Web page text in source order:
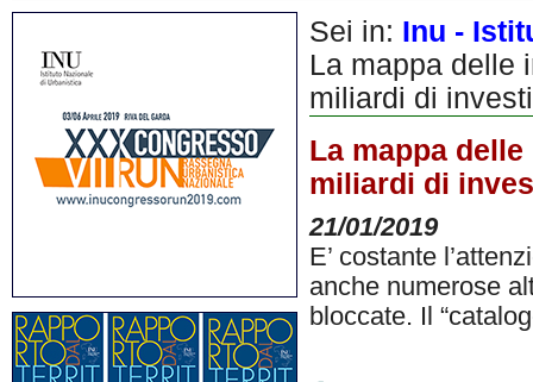
Sei in: Inu -
La mappa delle
miliardi di
La mappa
miliardi di
21/01/2019
E’ costante
anche numerose
bloccate. Il